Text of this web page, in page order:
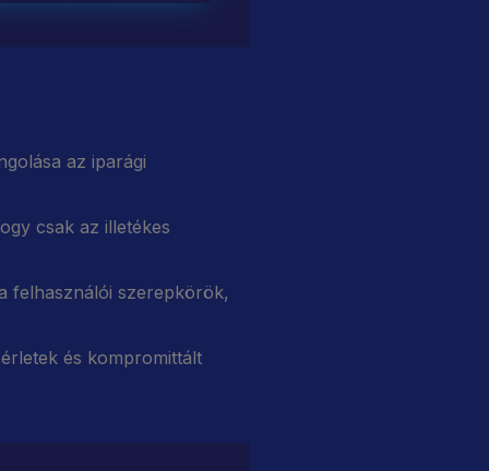
az iparági
csak az illetékes
felhasználói szerepkörök,
és kompromittált